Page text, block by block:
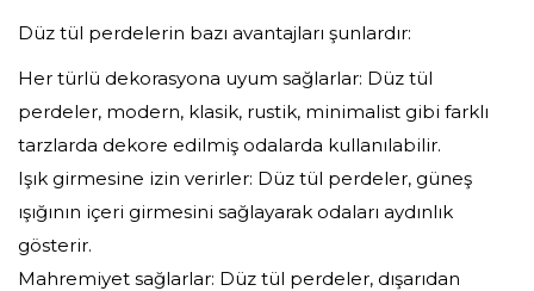
Düz tül perdelerin bazı avantajları şunlardır:
Her türlü dekorasyona uyum sağlarlar: Düz tül
perdeler, modern, klasik, rustik, minimalist gibi farklı
tarzlarda dekore edilmiş odalarda kullanılabilir.
Işık girmesine izin verirler: Düz tül perdeler, güneş
ışığının içeri girmesini sağlayarak odaları aydınlık
gösterir.
Mahremiyet sağlarlar: Düz tül perdeler, dışarıdan